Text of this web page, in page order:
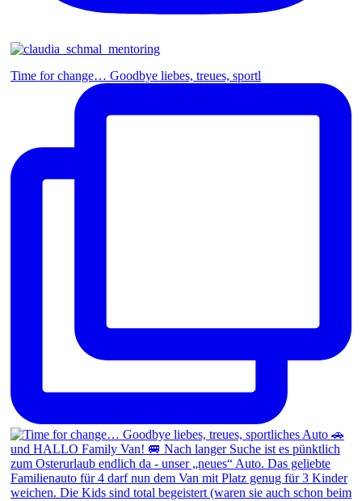
Time for change… Goodbye liebes, treues, sportl